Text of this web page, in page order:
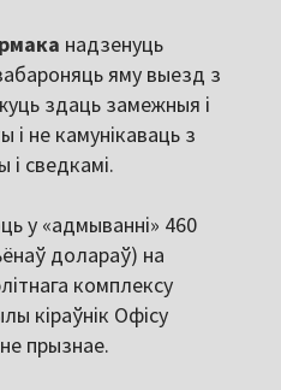
надзенуць
яму выезд з
здаць замежныя і
не камунікаваць з
і сведкамі.
у «адмыванні» 460
долараў) на
комплексу
кіраўнік Офісу
не прызнае.